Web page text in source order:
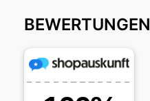
BEWERTUNGEN